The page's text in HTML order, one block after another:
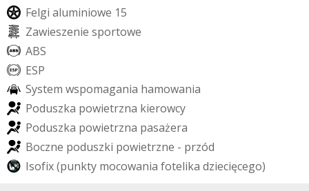
Felgi aluminiowe 15
Zawieszenie sportowe
ABS
ESP
System wspomagania hamowania
Poduszka powietrzna kierowcy
Poduszka powietrzna pasażera
Boczne poduszki powietrzne - przód
Isofix(punkty mocowania fotelika dziecięcego)